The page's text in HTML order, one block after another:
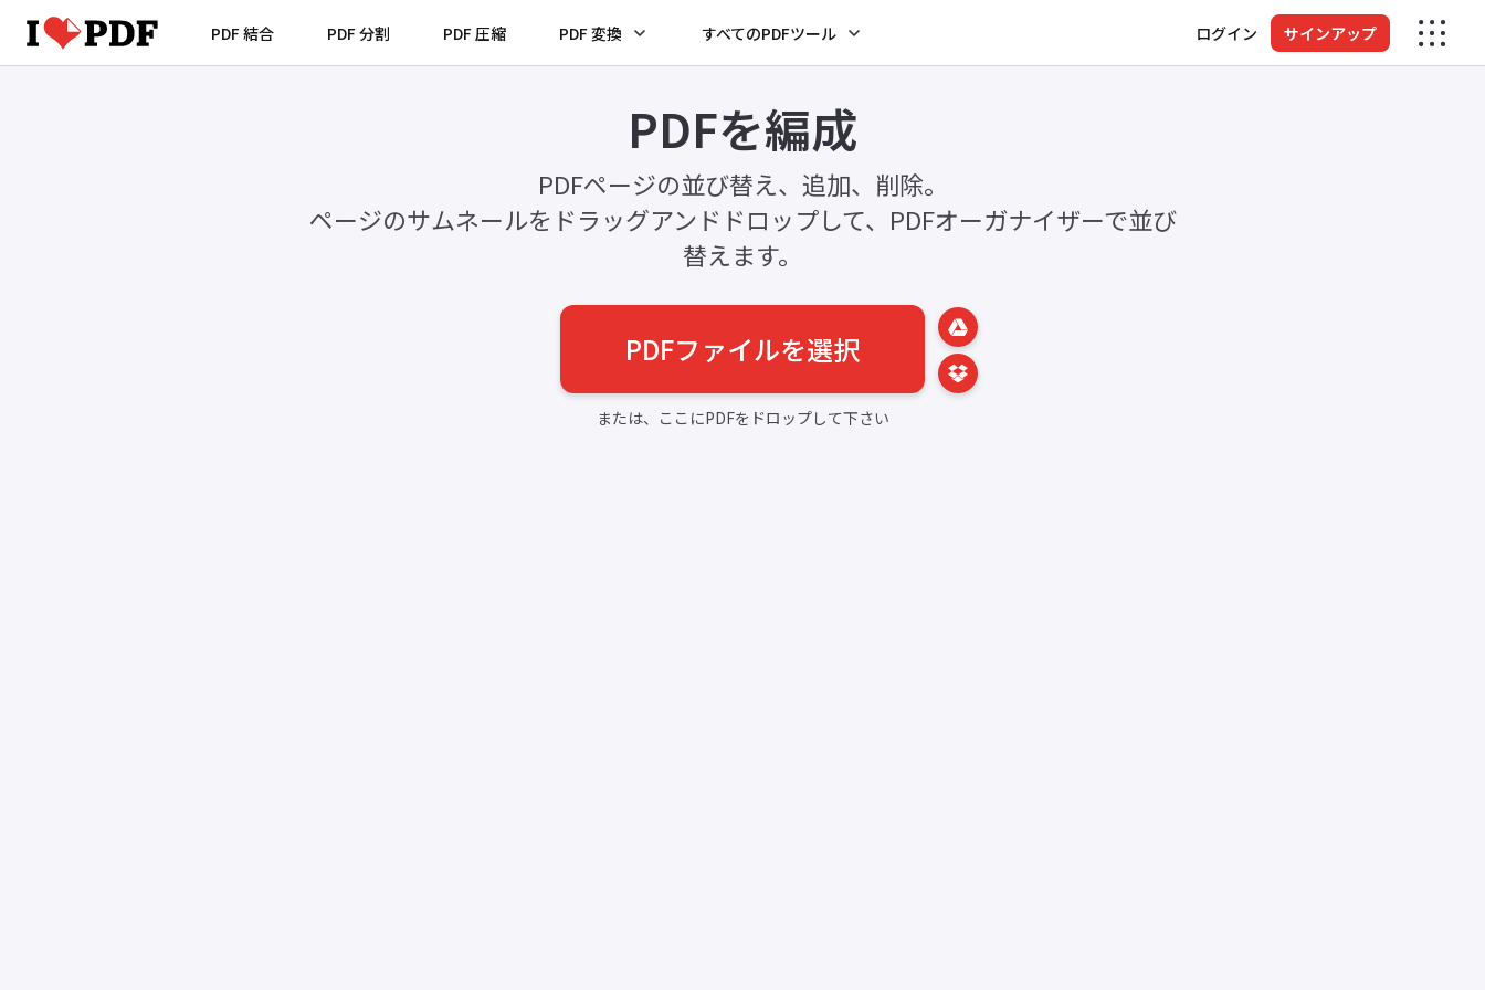
PDF 結合 PDF 分割 PDF 圧縮 PDF 変換 すべてのPDFツール ログイン サインアップ
PDFを編成
PDFページの並び替え、追加、削除。
ページのサムネールをドラッグアンドドロップして、PDFオーガナイザーで並び
替えます。
PDFファイルを選択
または、ここにPDFをドロップして下さい